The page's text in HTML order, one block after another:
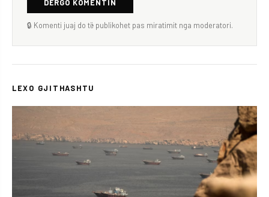
DËRGO KOMENTIN
🔒 Komenti juaj do të publikohet pas miratimit nga moderatori.
LEXO GJITHASHTU